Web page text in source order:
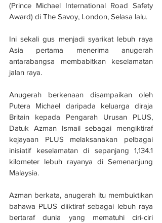
(Prince Michael International Road Safety
Award) di The Savoy, London, Selasa lalu.
Ini sekali gus menjadi syarikat lebuh raya
Asia pertama menerima anugerah
antarabangsa membabitkan keselamatan
jalan raya.
Anugerah berkenaan disampaikan oleh
Putera Michael daripada keluarga diraja
Britain kepada Pengarah Urusan PLUS,
Datuk Azman Ismail sebagai mengiktiraf
kejayaan PLUS melaksanakan pelbagai
inisiatif keselamatan di sepanjang 1,134.1
kilometer lebuh rayanya di Semenanjung
Malaysia.
Azman berkata, anugerah itu membuktikan
bahawa PLUS diiktiraf sebagai lebuh raya
bertaraf dunia yang mematuhi ciri-ciri